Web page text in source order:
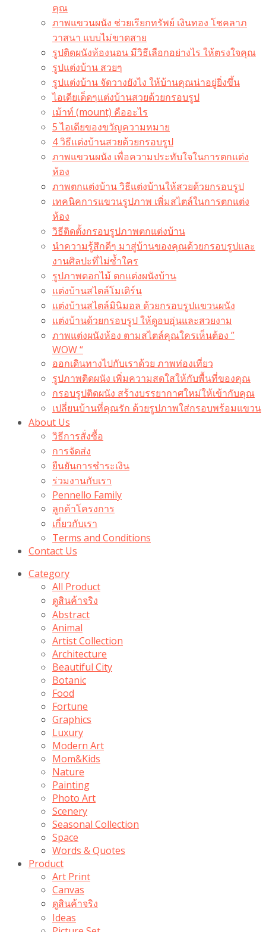
คุณ
ภาพแขวนผนัง ช่วยเรียกทรัพย์ เงินทอง โชคลาภ
วาสนา แบบไม่ขาดสาย
รูปติดผนังห้องนอน มีวิธีเลือกอย่างไร ให้ตรงใจคุณ
รูปแต่งบ้าน สวยๆ
รูปแต่งบ้าน จัดวางยังไง ให้บ้านคุณน่าอยู่ยิ่งขึ้น
ไอเดียเด็ดๆแต่งบ้านสวยด้วยกรอบรูป
เม้าท์ (mount) คืออะไร​
5 ไอเดียของขวัญความหมาย
4 วิธีแต่งบ้านสวยด้วยกรอบรูป
ภาพแขวนผนัง เพื่อความประทับใจในการตกแต่ง
ห้อง
ภาพตกแต่งบ้าน วิธีแต่งบ้านให้สวยด้วยกรอบรูป
เทคนิคการแขวนรูปภาพ เพิ่มสไตล์ในการตกแต่ง
ห้อง
วิธีติดตั้งกรอบรูปภาพตกแต่งบ้าน
นำความรู้สึกดีๆ มาสู่บ้านของคุณด้วยกรอบรูปและ
งานศิลปะที่ไม่ซ้ำใคร
รูปภาพดอกไม้ ตกแต่งผนังบ้าน
แต่งบ้านสไตล์โมเดิร์น
แต่งบ้านสไตล์มินิมอล ด้วยกรอบรูปแขวนผนัง
แต่งบ้านด้วยกรอบรูป ให้ดูอบอุ่นและสวยงาม
ภาพแต่งผนังห้อง ตามสไตล์คุณใครเห็นต้อง ”
WOW “
ออกเดินทางไปกับเราด้วย ภาพท่องเที่ยว
รูปภาพติดผนัง เพิ่มความสดใสให้กับพื้นที่ของคุณ
กรอบรูปติดผนัง สร้างบรรยากาศใหม่ให้เข้ากับคุณ
เปลี่ยนบ้านที่คุณรัก ด้วยรูปภาพใส่กรอบพร้อมแขวน​
About Us
วิธีการสั่งซื้อ
การจัดส่ง
ยืนยันการชำระเงิน
ร่วมงานกับเรา
Pennello Family
ลูกค้าโครงการ
เกี่ยวกับเรา
Terms and Conditions
Contact Us
Category
All Product
ดูสินค้าจริง
Abstract
Animal
Artist Collection
Architecture
Beautiful City
Botanic
Food
Fortune
Graphics
Luxury
Modern Art
Mom&Kids
Nature
Painting
Photo Art
Scenery
Seasonal Collection
Space
Words & Quotes
Product
Art Print
Canvas
ดูสินค้าจริง
Ideas